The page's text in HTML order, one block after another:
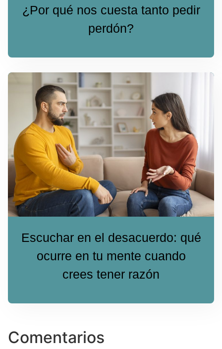
¿Por qué nos cuesta tanto pedir
perdón?
Escuchar en el desacuerdo: qué
ocurre en tu mente cuando
crees tener razón
Comentarios